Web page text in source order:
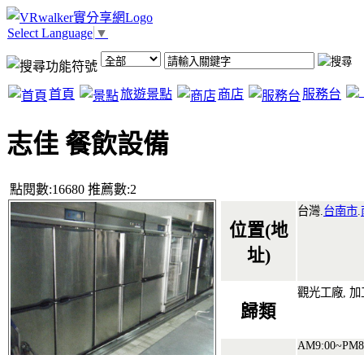
Select Language ▼
首頁 旅遊景點 商店 服務台
志佳 餐飲設備
點閱數:16680 推薦數:2
位置(地
址)
台灣. 台南市
歸類
觀光工廠, 加